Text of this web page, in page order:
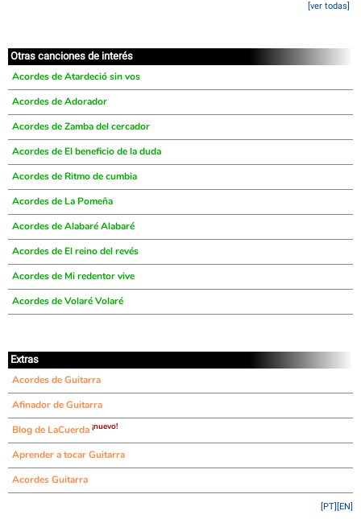
[ver todas]
Otras canciones de interés
Acordes de Atardeció sin vos
Acordes de Adorador
Acordes de Zamba del cercador
Acordes de El beneficio de la duda
Acordes de Ritmo de cumbia
Acordes de La Pomeña
Acordes de Alabaré Alabaré
Acordes de El reino del revés
Acordes de Mi redentor vive
Acordes de Volaré Volaré
Extras
Acordes de Guitarra
Afinador de Guitarra
Blog de LaCuerda ¡nuevo!
Aprender a tocar Guitarra
Acordes Guitarra
[EN]
[PT]